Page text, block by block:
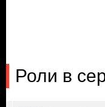
Роли в